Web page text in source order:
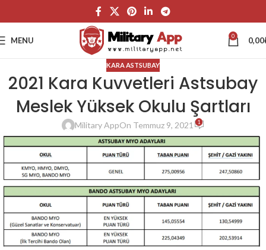
MENU 0 0,00
KARA ASTSUBAY
2021 Kara Kuvvetleri Astsubay
Meslek Yüksek Okulu Şartları
Military AppOn Temmuz 9, 2021 1